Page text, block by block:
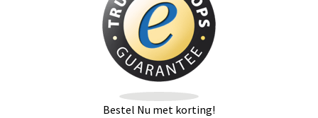
Bestel Nu met korting!